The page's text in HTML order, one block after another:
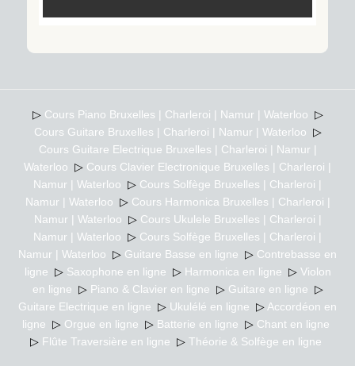
▷ Cours Piano Bruxelles | Charleroi | Namur | Waterloo ▷
Cours Guitare Bruxelles | Charleroi | Namur | Waterloo ▷
Cours Guitare Electrique Bruxelles | Charleroi | Namur |
Waterloo ▷ Cours Clavier Electronique Bruxelles | Charleroi |
Namur | Waterloo ▷ Cours Solfège Bruxelles | Charleroi |
Namur | Waterloo ▷ Cours Harmonica Bruxelles | Charleroi |
Namur | Waterloo ▷ Cours Ukulele Bruxelles | Charleroi |
Namur | Waterloo ▷ Cours Solfège Bruxelles | Charleroi |
Namur | Waterloo ▷ Guitare Basse en ligne ▷ Contrebasse en
ligne ▷ Saxophone en ligne ▷ Harmonica en ligne ▷ Violon
en ligne ▷ Piano & Clavier en ligne ▷ Guitare en ligne ▷
Guitare Electrique en ligne ▷ Ukulélé en ligne ▷ Accordéon en
ligne ▷ Orgue en ligne ▷ Batterie en ligne ▷ Chant en ligne
▷ Flûte Traversière en ligne ▷ Théorie & Solfège en ligne